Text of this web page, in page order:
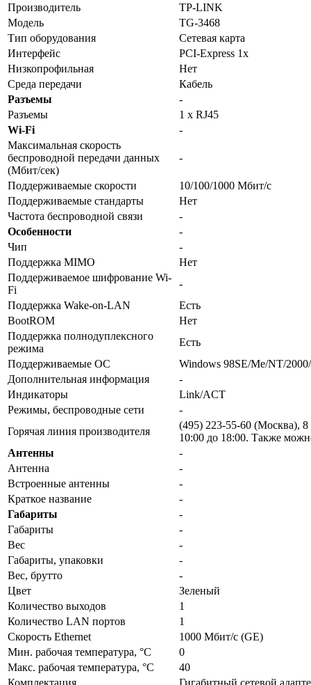
Производитель
TP-LINK
Модель
TG-3468
Тип оборудования
Сетевая карта
Интерфейс
PCI-Express 1x
Низкопрофильная
Нет
Среда передачи
Кабель
Разъемы
-
Разъемы
1 х RJ45
Wi-Fi
-
Максимальная скорость
беспроводной передачи данных
(Мбит/сек)
-
Поддерживаемые скорости
10/100/1000 Мбит/с
Поддерживаемые стандарты
Нет
Частота беспроводной связи
-
Особенности
-
Чип
-
Поддержка MIMO
Нет
Поддерживаемое шифрование Wi-
Fi
-
Поддержка Wake-on-LAN
Есть
BootROM
Нет
Поддержка полнодуплексного
режима
Есть
Поддерживаемые ОС
Windows 98SE/Me/NT/
Дополнительная информация
-
Индикаторы
Link/ACT
Режимы, беспроводные сети
-
Горячая линия производителя
(495) 223-55-60 (Москва),
10:00 до 18:00. Также
Антенны
-
Антенна
-
Встроенные антенны
-
Краткое название
-
Габариты
-
Габариты
-
Вес
-
Габариты, упаковки
-
Вес, брутто
-
Цвет
Зеленый
Количество выходов
1
Количество LAN портов
1
Скорость Ethernet
1000 Мбит/с (GE)
Мин. рабочая температура, °С
0
Макс. рабочая температура, °С
40
Комплектация
Гигабитный сетевой